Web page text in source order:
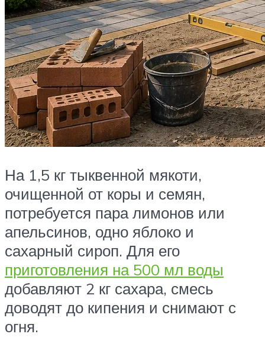
На 1,5 кг тыквенной мякоти,
очищенной от коры и семян,
потребуется пара лимонов или
апельсинов, одно яблоко и
сахарный сироп. Для его
приготовления на 500 мл воды
добавляют 2 кг сахара, смесь
доводят до кипения и снимают с
огня.